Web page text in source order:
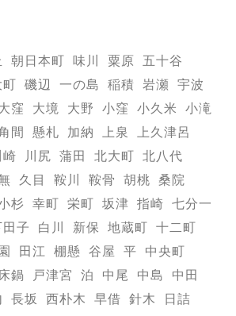
朝日本町 味川 粟原
五十谷
磯辺 一の島 稲積 岩瀬
宇波
窪 大境 大野 小窪 小久米
小滝
間 懸札 加納 上泉
上久津呂
崎 川尻 蒲田 北大町
北八代
久目 鞍川 鞍骨 胡桃
桑院
杉 幸町 栄町 坂津 指崎
七分一
田子 白川 新保 地蔵町
十二町
園 田江 棚懸 谷屋 平
中央町
床鍋 戸津宮 泊 中尾 中島
中田
長坂 西朴木 早借 針木 日詰